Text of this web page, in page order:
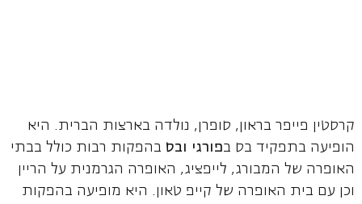
קרסטין פייפר בראון, סופרן, נולדה בארצות הברית. היא
הופיעה בתפקיד בס בפורגי ובס בהפקות רבות כולל בבתי
האופרה של המבורג, לייפציג, האופרה הגרמנית על הריין
וכן עם בית האופרה של קייפ טאון. היא מופיעה בהפקות